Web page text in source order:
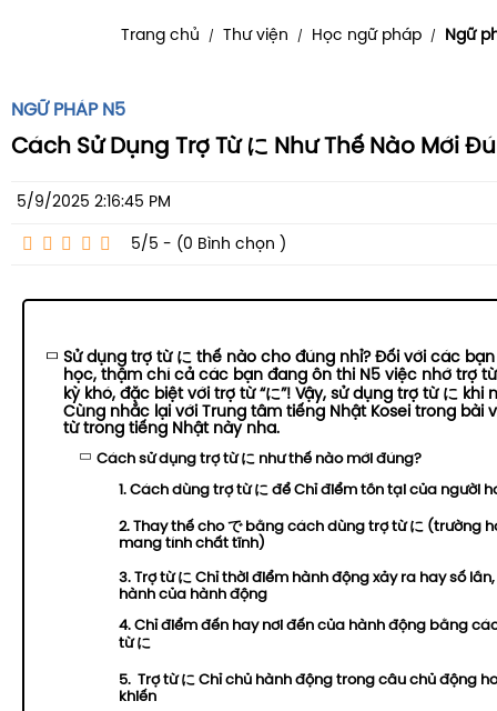
Trang chủ / Thư viện / Học ngữ pháp / Ngữ
NGỮ PHÁP N5
Cách Sử Dụng Trợ Từ に Như Thế Nào Mới
5/9/2025 2:16:45 PM
5/5 - (0 Bình chọn )
Sử dụng trợ từ に thế nào cho đúng nhỉ? Đối với các
học, thậm chí cả các bạn đang ôn thi N5 việc nhớ trợ
kỳ khó, đặc biệt với trợ từ “に”! Vậy, sử dụng trợ từ に khi
Cùng nhắc lại với Trung tâm tiếng Nhật Kosei trong bài
từ trong tiếng Nhật này nha.
Cách sử dụng trợ từ に như thế nào mới đúng?
1. Cách dùng trợ từ に để Chỉ điểm tồn tại của người
2. Thay thế cho で bằng cách dùng trợ từ に (trường
mang tính chất tĩnh)
3. Trợ từ に Chỉ thời điểm hành động xảy ra hay số
hành của hành động
4. Chỉ điểm đến hay nơi đến của hành động bằng
từ に
5. Trợ từ に Chỉ chủ hành động trong câu chủ động
khiến